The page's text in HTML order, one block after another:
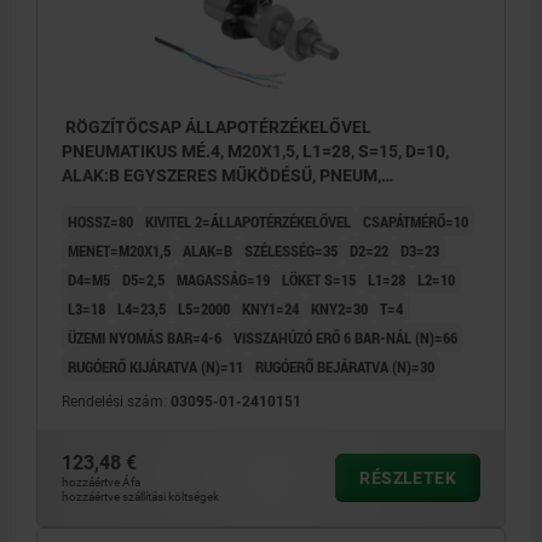
RÖGZÍTŐCSAP ÁLLAPOTÉRZÉKELŐVEL
PNEUMATIKUS MÉ.4, M20X1,5, L1=28, S=15, D=10,
ALAK:B EGYSZERES MŰKÖDÉSŰ, PNEUM,
KOMP:NEMESACÉL CSUPASZ
HOSSZ=80 KIVITEL 2=ÁLLAPOTÉRZÉKELŐVEL
CSAPÁTMÉRŐ=10
MENET=M20X1,5 ALAK=B SZÉLESSÉG=35 D2=22
D3=23
D4=M5
D5=2,5 MAGASSÁG=19 LÖKET S=15 L1=28
L2=10
L3=18
L4=23,5 L5=2000 KNY1=24 KNY2=30 T=4
ÜZEMI NYOMÁS BAR=4-6 VISSZAHÚZÓ ERŐ 6 BAR-NÁL (N)=66
RUGÓERŐ KIJÁRATVA (N)=11
RUGÓERŐ BEJÁRATVA (N)=30
Rendelési szám: 03095-01-2410151
123,48 €
hozzáértve Áfa
hozzáértve szállítási költségek
RÉSZLETEK